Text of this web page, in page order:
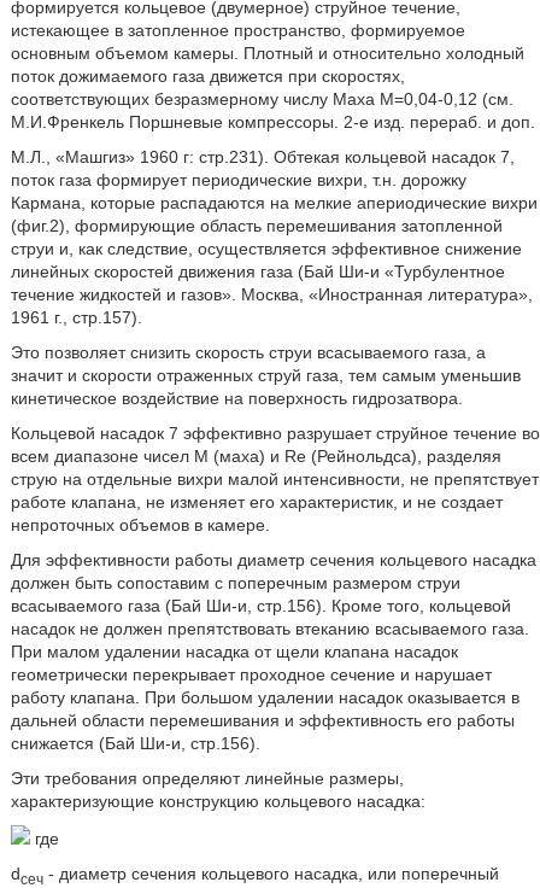
формируется кольцевое (двумерное) струйное течение,
истекающее в затопленное пространство, формируемое
основным объемом камеры. Плотный и относительно холодный
поток дожимаемого газа движется при скоростях,
соответствующих безразмерному числу Маха М=0,04-0,12 (см.
М.И.Френкель Поршневые компрессоры. 2-е изд. перераб. и доп.
М.Л., «Машгиз» 1960 г: стр.231). Обтекая кольцевой насадок 7,
поток газа формирует периодические вихри, т.н. дорожку
Кармана, которые распадаются на мелкие апериодические вихри
(фиг.2), формирующие область перемешивания затопленной
струи и, как следствие, осуществляется эффективное снижение
линейных скоростей движения газа (Бай Ши-и «Турбулентное
течение жидкостей и газов». Москва, «Иностранная литература»,
1961 г., стр.157).
Это позволяет снизить скорость струи всасываемого газа, а
значит и скорости отраженных струй газа, тем самым уменьшив
кинетическое воздействие на поверхность гидрозатвора.
Кольцевой насадок 7 эффективно разрушает струйное течение во
всем диапазоне чисел М (маха) и Re (Рейнольдса), разделяя
струю на отдельные вихри малой интенсивности, не препятствует
работе клапана, не изменяет его характеристик, и не создает
непроточных объемов в камере.
Для эффективности работы диаметр сечения кольцевого насадка
должен быть сопоставим с поперечным размером струи
всасываемого газа (Бай Ши-и, стр.156). Кроме того, кольцевой
насадок не должен препятствовать втеканию всасываемого газа.
При малом удалении насадка от щели клапана насадок
геометрически перекрывает проходное сечение и нарушает
работу клапана. При большом удалении насадок оказывается в
дальней области перемешивания и эффективность его работы
снижается (Бай Ши-и, стр.156).
Эти требования определяют линейные размеры,
характеризующие конструкцию кольцевого насадка:
где
dсеч- диаметр сечения кольцевого насадка, или поперечный